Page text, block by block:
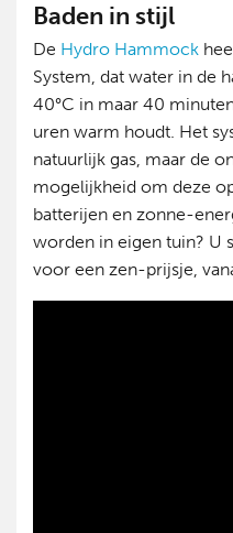
Baden in stijl
De Hydro Hammock
System, dat water in de
40°C in maar 40
uren warm houdt. Het
natuurlijk gas, maar de
mogelijkheid om deze
batterijen en zonne-
worden in eigen tuin? U
voor een zen-prijsje,